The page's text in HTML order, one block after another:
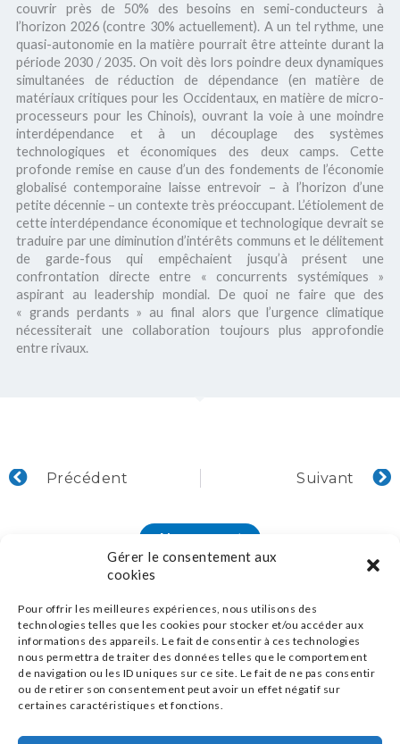
Gérer le consentement aux
cookies
Pour offrir les meilleures expériences, nous utilisons des
technologies telles que les cookies pour stocker et/ou accéder aux
informations des appareils. Le fait de consentir à ces technologies
nous permettra de traiter des données telles que le comportement
de navigation ou les ID uniques sur ce site. Le fait de ne pas consentir
ou de retirer son consentement peut avoir un effet négatif sur
certaines caractéristiques et fonctions.
couvrir près de 50% des besoins en semi-conducteurs à
l’horizon 2026 (contre 30% actuellement). A un tel rythme, une
quasi-autonomie en la matière pourrait être atteinte durant la
période 2030 / 2035. On voit dès lors poindre deux dynamiques
simultanées de réduction de dépendance (en matière de
matériaux critiques pour les Occidentaux, en matière de micro-
processeurs pour les Chinois), ouvrant la voie à une moindre
interdépendance et à un découplage des systèmes
technologiques et économiques des deux camps. Cette
profonde remise en cause d’un des fondements de l’économie
globalisé contemporaine laisse entrevoir – à l’horizon d’une
petite décennie – un contexte très préoccupant. L’étiolement de
cette interdépendance économique et technologique devrait se
traduire par une diminution d’intérêts communs et le délitement
de garde-fous qui empêchaient jusqu’à présent une
confrontation directe entre « concurrents systémiques »
aspirant au leadership mondial. De quoi ne faire que des
« grands perdants » au final alors que l’urgence climatique
nécessiterait une collaboration toujours plus approfondie
entre rivaux.
Abonnement
Précédent Suivant